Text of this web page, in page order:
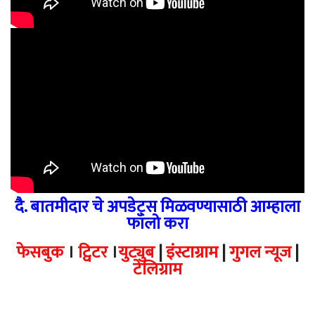
दै. बातमीदार चे अपडेट्स मिळवण्यासाठी आम्हाला
फॉलो करा
फेसबुक। ट्विटर।युट्युब|इंस्टाग्राम|गुगल न्यूज|
टेलिग्राम